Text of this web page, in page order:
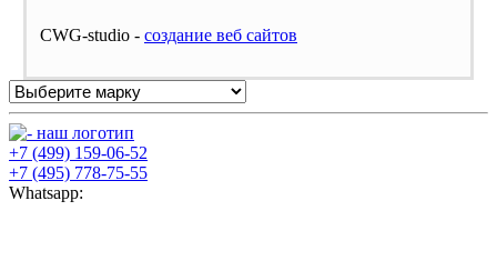
CWG-studio - cоздание веб сайтов
+7 (499) 159-06-52
+7 (495) 778-75-55
Whatsapp: